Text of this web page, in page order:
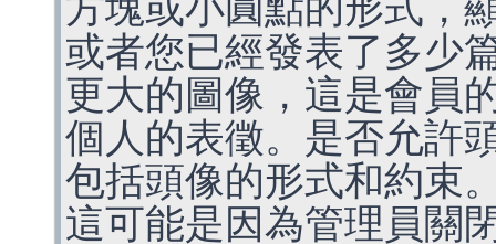
方塊或小圓點的形式，
或者您已經發表了多少
更大的圖像，這是會員
個人的表徵。是否允許
包括頭像的形式和約束
這可能是因為管理員關